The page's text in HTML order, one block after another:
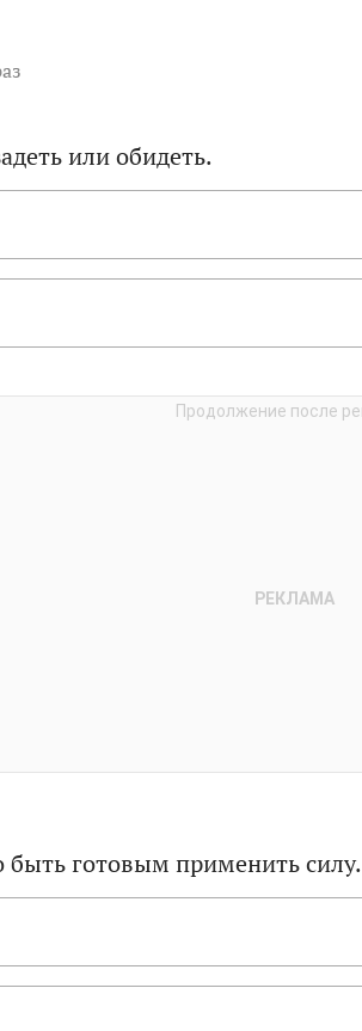
или обидеть.
быть готовым применить силу.